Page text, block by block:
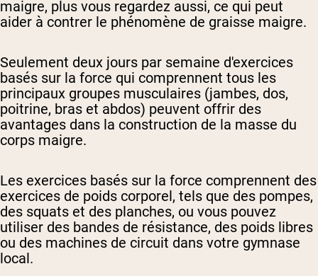
maigre, plus vous regardez aussi, ce qui peut
aider à contrer le phénomène de graisse maigre.
Seulement deux jours par semaine d'exercices
basés sur la force qui comprennent tous les
principaux groupes musculaires (jambes, dos,
poitrine, bras et abdos) peuvent offrir des
avantages dans la construction de la masse du
corps maigre.
Les exercices basés sur la force comprennent des
exercices de poids corporel, tels que des pompes,
des squats et des planches, ou vous pouvez
utiliser des bandes de résistance, des poids libres
ou des machines de circuit dans votre gymnase
local.